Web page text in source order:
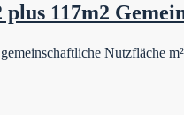
117m2
Nutzfläche m²